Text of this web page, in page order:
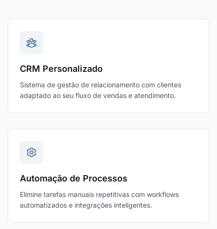
CRM Personalizado
Sistema de gestão de relacionamento com clientes
adaptado ao seu fluxo de vendas e atendimento.
Automação de Processos
Elimine tarefas manuais repetitivas com workflows
automatizados e integrações inteligentes.